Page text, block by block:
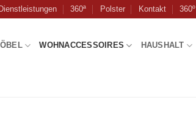
Dienstleistungen 360ª Polster Kontakt 360º
WOHNACCESSOIRES HAUSHALT